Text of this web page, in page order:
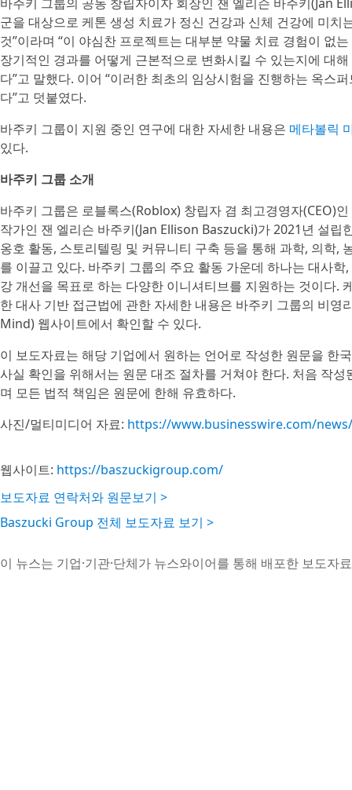
군을 대상으로 케톤 생성 치료가 정신 건강과 신체 건강에 미
것”이라며 “이 야심찬 프로젝트는 대부분 약물 치료 경험이 없
장기적인 경과를 어떻게 근본적으로 변화시킬 수 있는지에 대
다”고 말했다. 이어 “이러한 최초의 임상시험을 진행하는 옥스
다”고 덧붙였다.
바주키 그룹이 지원 중인 연구에 대한 자세한 내용은 메타볼릭
있다.
바주키 그룹 소개
바주키 그룹은 로블록스(Roblox) 창립자 겸 최고경영자(CEO)
작가인 잰 엘리슨 바주키(Jan Ellison Baszucki)가 2021년 설립
옹호 활동, 스토리텔링 및 커뮤니티 구축 등을 통해 과학, 의학,
를 이끌고 있다. 바주키 그룹의 주요 활동 가운데 하나는 대사
강 개선을 목표로 하는 다양한 이니셔티브를 지원하는 것이다.
한 대사 기반 접근법에 관한 자세한 내용은 바주키 그룹의 비
Mind) 웹사이트에서 확인할 수 있다.
이 보도자료는 해당 기업에서 원하는 언어로 작성한 원문을 한
사실 확인을 위해서는 원문 대조 절차를 거쳐야 한다. 처음 작
며 모든 법적 책임은 원문에 한해 유효하다.
사진/멀티미디어 자료: https://www.businesswire.com/
웹사이트: https://baszuckigroup.com/
보도자료 연락처와 원문보기 >
Baszucki Group 전체 보도자료 보기 >
이 뉴스는 기업·기관·단체가 뉴스와이어를 통해 배포한 보도자